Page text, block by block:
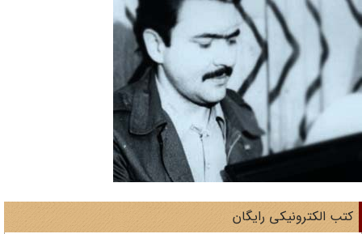
الکترونیکی رایگان